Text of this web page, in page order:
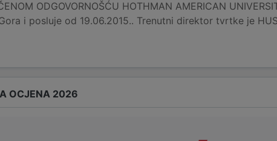
ODGOVORNOŠĆU HOTHMAN AMERICAN
i posluje od 19.06.2015.. Trenutni direktor tvrtke je
OCJENA 2026